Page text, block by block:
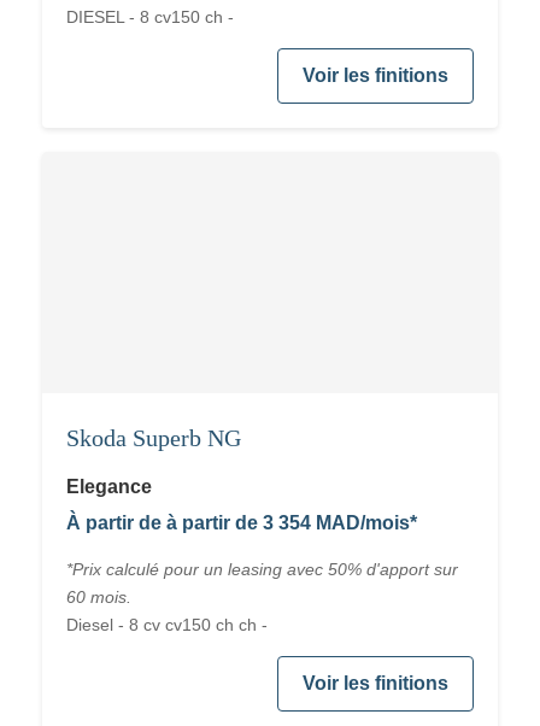
DIESEL - 8 cv150 ch -
Voir les finitions
Skoda Superb NG
Elegance
À partir de à partir de 3 354 MAD/mois*
*Prix calculé pour un leasing avec 50% d'apport sur
60 mois.
Diesel - 8 cv cv150 ch ch -
Voir les finitions